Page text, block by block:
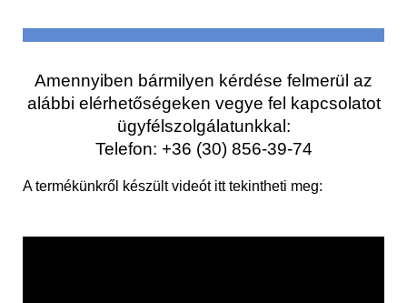
Amennyiben bármilyen kérdése felmerül az
alábbi elérhetőségeken vegye fel kapcsolatot
ügyfélszolgálatunkkal:
Telefon: +36 (30) 856-39-74
A termékünkről készült videót itt tekintheti meg: